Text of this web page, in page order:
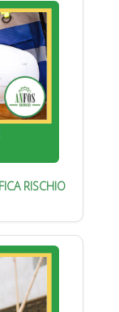
RISCHIO